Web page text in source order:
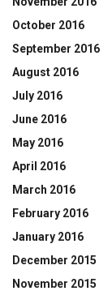
October 2016
September 2016
August 2016
July 2016
June 2016
May 2016
April 2016
March 2016
February 2016
January 2016
December 2015
November 2015